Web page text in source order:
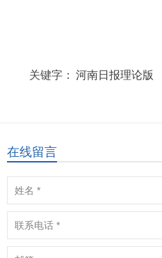
关键字： 河南日报理论版
在线留言